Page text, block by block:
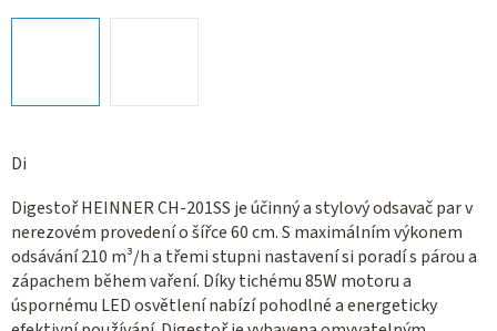
Di
Digestoř HEINNER CH-201SS je účinný a stylový odsavač par v
nerezovém provedení o šířce 60 cm. S maximálním výkonem
odsávání 210 m³/h a třemi stupni nastavení si poradí s párou a
zápachem během vaření. Díky tichému 85W motoru a
úspornému LED osvětlení nabízí pohodlné a energeticky